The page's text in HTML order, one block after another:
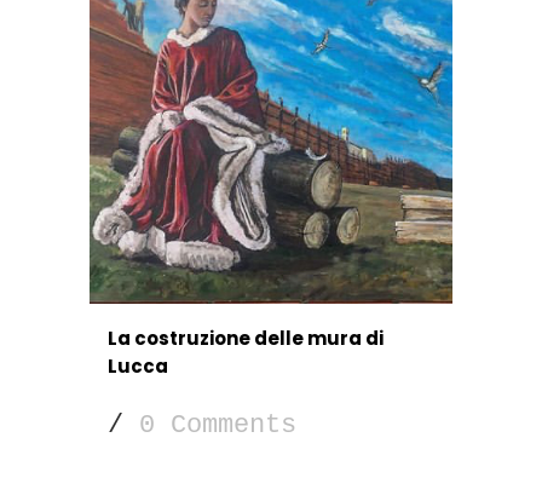
La costruzione delle mura di
Lucca
/ 0 Comments